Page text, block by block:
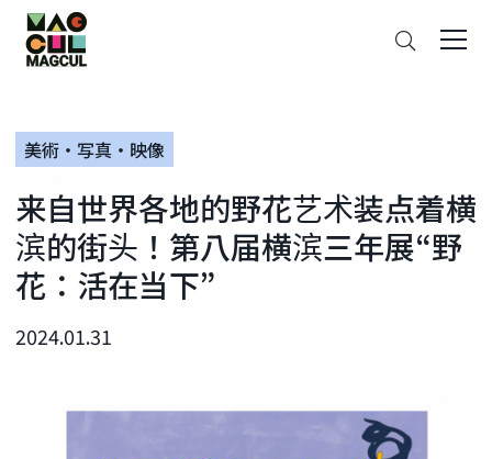
ン
テ
ン
に
ス
ッ
プ
美術・写真・映像
来自世界各地的野花艺术装点着横
滨的街头！第八届横滨三年展“野
花：活在当下”
2024.01.31